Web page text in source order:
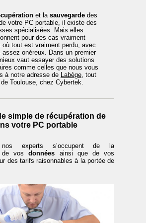
et la sauvegarde des
votre PC portable, il existe des
spécialisées. Mais elles
pour des cas vraiment
où tout est vraiment perdu, avec
assez onéreux. Dans un premier
vaut essayer des solutions
comme celles que nous vous
à notre adresse de Labège, tout
Toulouse, chez Cybertek.
simple de récupération de
votre PC portable
experts s’occupent de la
de vosdonnées ainsi que de vos
des tarifs raisonnables à la portée de